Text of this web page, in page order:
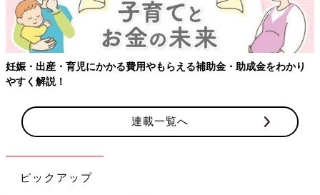
妊娠・出産・育児にかかる費用やもらえる補助金・助成金をわかり
やすく解説！
連載一覧へ
ピックアップ